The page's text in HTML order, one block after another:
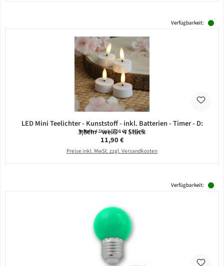
Verfügbarkeit:
LED Mini Teelichter - Kunststoff - inkl. Batterien - Timer - D:
3,8cm - weiß - 4 Stück
Inhalt:4 Stück(2,98 € / 1 Stück)
Regulärer Preis:
11,90 €
Preise inkl. MwSt. zzgl. Versandkosten
Verfügbarkeit: